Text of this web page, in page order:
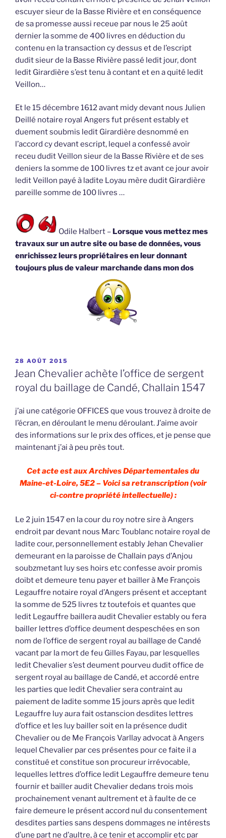
escuyer sieur de la Basse Rivière et en conséquence
de sa promesse aussi receue par nous le 25 août
dernier la somme de 400 livres en déduction du
contenu en la transaction cy dessus et de l’escript
dudit sieur de la Basse Rivière passé ledit jour, dont
ledit Girardière s’est tenu à contant et en a quité ledit
Veillon…
Et le 15 décembre 1612 avant midy devant nous Julien
Deillé notaire royal Angers fut présent estably et
duement soubmis ledit Girardière desnommé en
l’accord cy devant escript, lequel a confessé avoir
receu dudit Veillon sieur de la Basse Rivière et de ses
deniers la somme de 100 livres tz et avant ce jour avoir
ledit Veillon payé à ladite Loyau mère dudit Girardière
pareille somme de 100 livres …
Odile Halbert – Lorsque vous mettez mes
travaux sur un autre site ou base de données, vous
enrichissez leurs propriétaires en leur donnant
toujours plus de valeur marchande dans mon dos
PUBLIÉ
LE
28 AOÛT 2015
Jean Chevalier achète l’office de sergent
royal du baillage de Candé, Challain 1547
j’ai une catégorie OFFICES que vous trouvez à droite de
l’écran, en déroulant le menu déroulant. J’aime avoir
des informations sur le prix des offices, et je pense que
maintenant j’ai à peu près tout.
Cet acte est aux Archives Départementales du
Maine-et-Loire, 5E2 – Voici sa retranscription (voir
ci-contre propriété intellectuelle) :
Le 2 juin 1547 en la cour du roy notre sire à Angers
endroit par devant nous Marc Toublanc notaire royal de
ladite cour, personnellement estably Jehan Chevalier
demeurant en la paroisse de Challain pays d’Anjou
soubzmetant luy ses hoirs etc confesse avoir promis
doibt et demeure tenu payer et bailler à Me François
Legauffre notaire royal d’Angers présent et acceptant
la somme de 525 livres tz toutefois et quantes que
ledit Legauffre baillera audit Chevalier estably ou fera
bailler lettres d’office deument despeschées en son
nom de l’office de sergent royal au baillage de Candé
vacant par la mort de feu Gilles Fayau, par lesquelles
ledit Chevalier s’est deument pourveu dudit office de
sergent royal au baillage de Candé, et accordé entre
les parties que ledit Chevalier sera contraint au
paiement de ladite somme 15 jours après que ledit
Legauffre luy aura fait ostanscion desdites lettres
d’office et les luy bailler soit en la présence dudit
Chevalier ou de Me François Varllay advocat à Angers
lequel Chevalier par ces présentes pour ce faite il a
constitué et constitue son procureur irrévocable,
lequelles lettres d’office ledit Legauffre demeure tenu
fournir et bailler audit Chevalier dedans trois mois
prochainement venant aultrement et à faulte de ce
faire demeure le présent accord nul du consentement
desdites parties sans despens dommages ne intérests
d’une part ne d’aultre, à ce tenir et accomplir etc par